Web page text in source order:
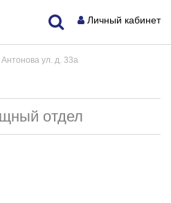
Личный кабинет
Антонова ул. д. 33а
отдел